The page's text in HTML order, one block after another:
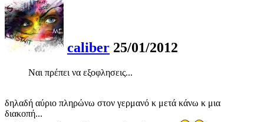
caliber 25/01/2012
Ναι πρέπει να εξοφλησεις...
δηλαδή αύριο πληρώνω στον γερμανό κ μετά κάνω κ μια
διακοπή...